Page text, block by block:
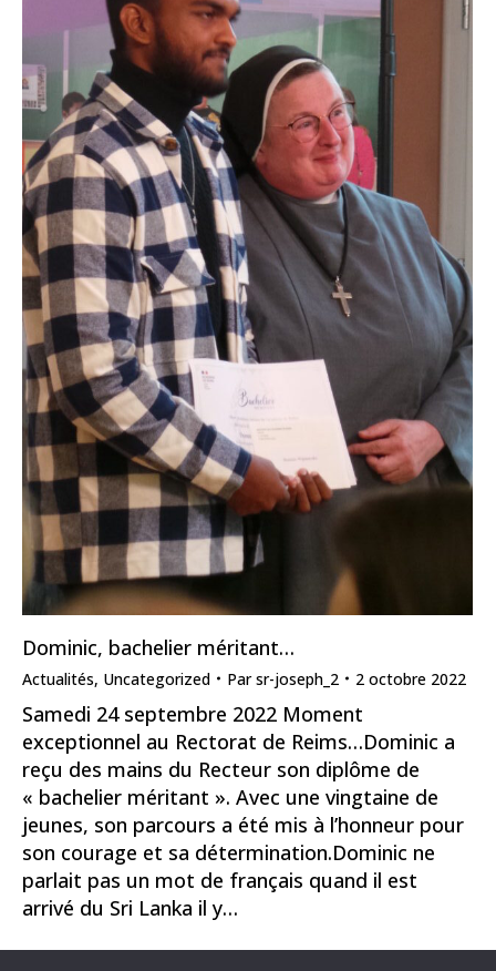
Dominic, bachelier méritant…
Actualités, Uncategorized Parsr-joseph_2 2 octobre 2022
Samedi 24 septembre 2022 Moment
exceptionnel au Rectorat de Reims…Dominic a
reçu des mains du Recteur son diplôme de
« bachelier méritant ». Avec une vingtaine de
jeunes, son parcours a été mis à l’honneur pour
son courage et sa détermination.Dominic ne
parlait pas un mot de français quand il est
arrivé du Sri Lanka il y…